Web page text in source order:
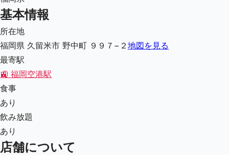
基本情報
所在地
福岡県 久留米市 野中町 ９９７−２ 地図を見る
最寄駅
🚉 福岡空港駅
食事
あり
飲み放題
あり
店舗について